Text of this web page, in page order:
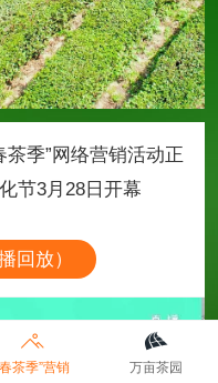
”网络营销活动正式开启
节3月28日开幕
”网络营销活动正式开启
节3月28日开幕
”网络营销活动正式开启
节3月28日开幕
回放）
茶季”营销 万亩茶园